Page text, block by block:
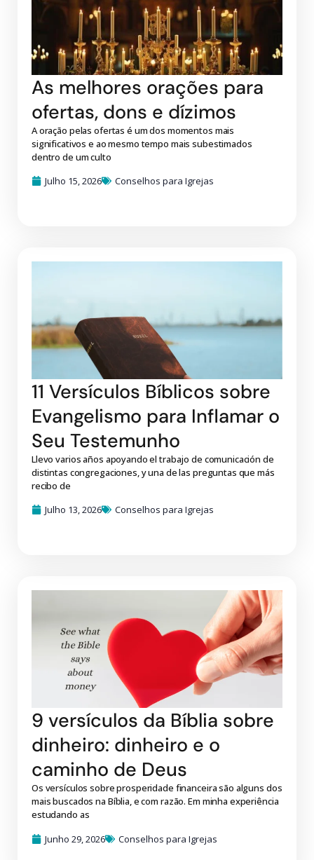
As melhores orações para
ofertas, dons e dízimos
A oração pelas ofertas é um dos momentos mais
significativos e ao mesmo tempo mais subestimados
dentro de um culto
Julho 15, 2026
Conselhos para Igrejas
11 Versículos Bíblicos sobre
Evangelismo para Inflamar o
Seu Testemunho
Llevo varios años apoyando el trabajo de comunicación de
distintas congregaciones, y una de las preguntas que más
recibo de
Julho 13, 2026
Conselhos para Igrejas
9 versículos da Bíblia sobre
dinheiro: dinheiro e o
caminho de Deus
Os versículos sobre prosperidade financeira são alguns dos
mais buscados na Bíblia, e com razão. Em minha experiência
estudando as
Junho 29, 2026
Conselhos para Igrejas